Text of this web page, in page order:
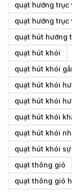
quạt hướng
quạt hướng
quạt hút hướng
quạt hút khói
quạt hút khói
quạt hút khói
quạt hút khói
quạt hút khói
quạt hút khói
quạt hút khói
quạt thông gió
quạt thông gió